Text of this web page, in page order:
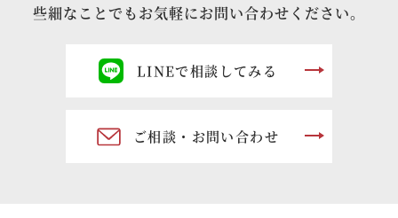
些細なことでもお気軽にお問い合わせください。
LINEで相談してみる
ご相談・お問い合わせ